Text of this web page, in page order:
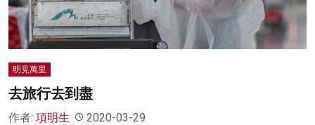
明見萬里
去旅行去到盡
作者: 項明生 2020-03-29